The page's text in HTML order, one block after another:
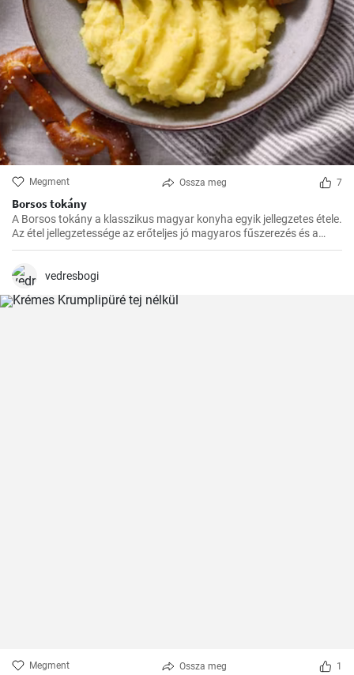
Megment Ossza meg 7
Borsos tokány
A Borsos tokány a klasszikus magyar konyha egyik jellegzetes étele.
Az étel jellegzetessége az erőteljes jó magyaros fűszerezés és a
hosszú, lassú főzés, melynek köszönhetően az ízek mindig
belőle.
vedresbogi
Megment Ossza meg 1